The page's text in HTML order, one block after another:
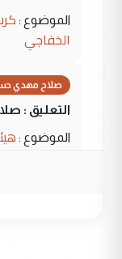
الموضوع :
الخفاجي
صلاح مهدي
التعليق :
الموضوع :